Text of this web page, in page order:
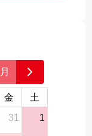
金
土
31 1